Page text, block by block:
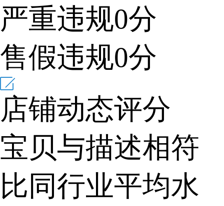
严重违规0分
售假违规0分
店铺动态评分
宝贝与描述相符
比同行业平均水